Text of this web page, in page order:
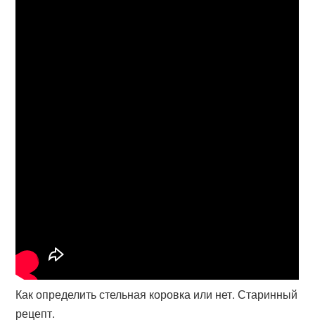
Как определить стельная коровка или нет. Старинный
рецепт.